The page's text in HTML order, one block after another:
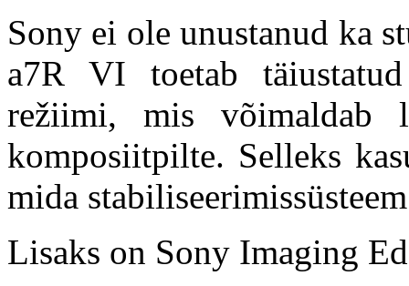
Sony ei ole unustanud ka
a7R VI toetab
režiimi, mis võimaldab
komposiitpilte. Selleks
mida
Lisaks on Sony Imaging